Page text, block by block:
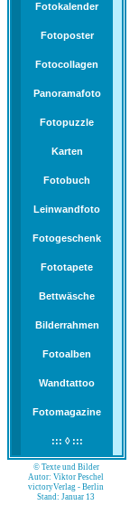
Fotokalender
Fotoposter
Fotocollagen
Panoramafoto
Fotopuzzle
Karten
Fotobuch
Leinwandfoto
Fotogeschenk
Fototapete
Bettwäsche
Bilderrahmen
Fotoalben
Wandtattoo
Fotomagazine
::: ◊ :::
© Texte und Bilder
Autor: Viktor Peschel
victoryVerlag - Berlin
Stand: Januar 13